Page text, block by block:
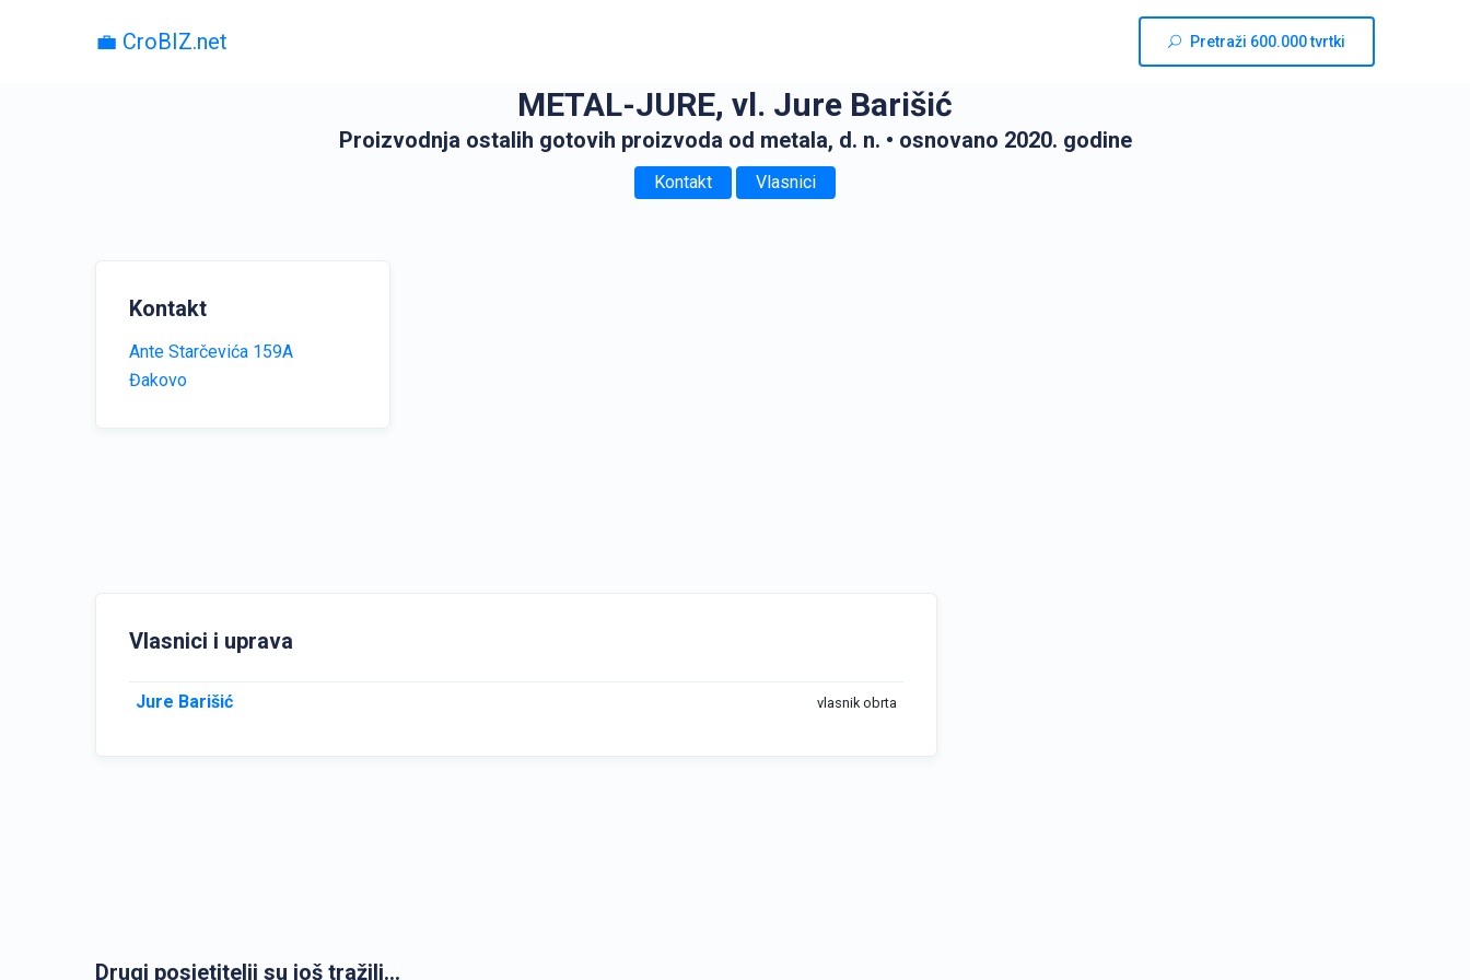
💼 CroBIZ.net Pretraži 600.000 tvrtki
METAL-JURE, vl. Jure Barišić
Proizvodnja ostalih gotovih proizvoda od metala, d. n. • osnovano 2020. godine
Kontakt Vlasnici
Kontakt
Ante Starčevića 159A
Đakovo
Vlasnici i uprava
Jure Barišić vlasnik obrta
Drugi posjetitelji su još tražili...